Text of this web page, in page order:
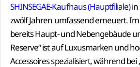
SHINSEGAE-Kaufhaus (Hauptfiliale)in
zwölf Jahren umfassend erneuert.
bereits Haupt- und Nebengebäude
Reserve“ ist auf Luxusmarken und
Accessoires spezialisiert, während bei